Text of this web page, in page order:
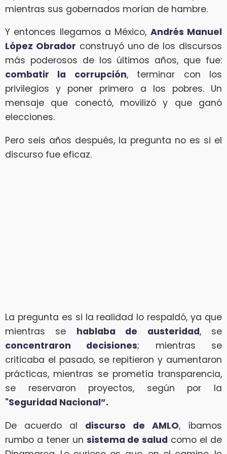
mientras sus gobernados morían de hambre.
Y entonces llegamos a México, Andrés Manuel
López Obrador construyó uno de los discursos
más poderosos de los últimos años, que fue:
combatir la corrupción, terminar con los
privilegios y poner primero a los pobres. Un
mensaje que conectó, movilizó y que ganó
elecciones.
Pero seis años después, la pregunta no es si el
discurso fue eficaz.
La pregunta es si la realidad lo respaldó, ya que
mientras se hablaba de austeridad, se
concentraron decisiones; mientras se
criticaba el pasado, se repitieron y aumentaron
prácticas, mientras se prometía transparencia,
se reservaron proyectos, según por la
"Seguridad Nacional”.
De acuerdo al discurso de AMLO, íbamos
rumbo a tener un sistema de salud como el de